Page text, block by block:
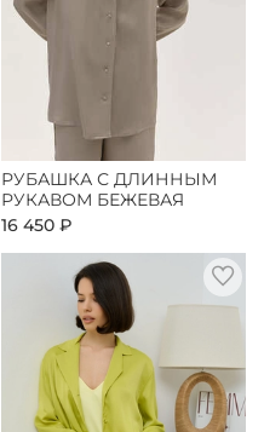
РУБАШКА С ДЛИННЫМ
РУКАВОМ БЕЖЕВАЯ
16 450 ₽